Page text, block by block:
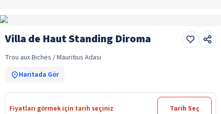
Villa de Haut Standing Diroma
Trou aux Biches / Mauritius Adası
Haritada Gör
Fiyatları görmek için tarih seçiniz Tarih Seç